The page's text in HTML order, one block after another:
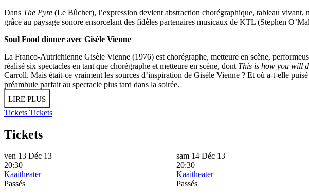
Dans The Pyre (Le Bûcher), l’expression devient abstraction chorégraphique, tableau
grâce au paysage sonore ensorcelant des fidèles partenaires musicaux de KTL (Stephen
Soul Food dinner avec Gisèle Vienne
La Franco-Autrichienne Gisèle Vienne (1976) est chorégraphe, metteure en scène,
réalisé six spectacles en tant que chorégraphe et metteure en scène, dont This is how you will
Carroll. Mais était-ce vraiment les sources d’inspiration de Gisèle Vienne ? Et où a-t-elle
préambule parfait au spectacle plus tard dans la soirée.
LIRE PLUS
Tickets Tickets
Tickets
ven 13 Déc 13
20:30
Kaaitheater
Passés
sam 14 Déc 13
20:30
Kaaitheater
Passés